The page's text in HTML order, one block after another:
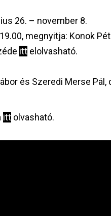
26. – november 8.
megnyitja: Konok
itt elolvasható.
és Szeredi Merse
itt olvasható.